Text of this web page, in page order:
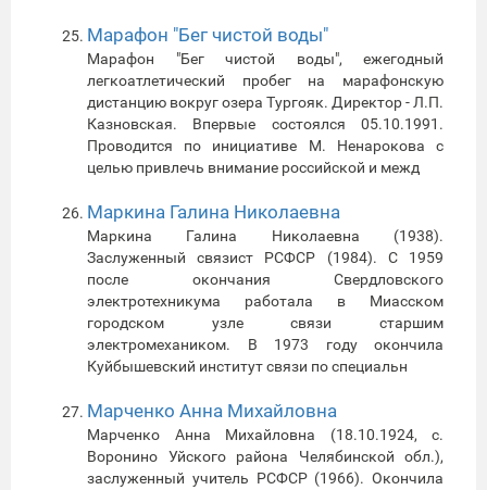
Марафон "Бег чистой воды"
Марафон "Бег чистой воды", ежегодный
легкоатлетический пробег на марафонскую
дистанцию вокруг озера Тургояк. Директор - Л.П.
Казновская. Впервые состоялся 05.10.1991.
Проводится по инициативе М. Ненарокова с
целью привлечь внимание российской и межд
Маркина Галина Николаевна
Маркина Галина Николаевна (1938).
Заслуженный связист РСФСР (1984). С 1959
после окончания Свердловского
электротехникума работала в Миасском
городском узле связи старшим
электромехаником. В 1973 году окончила
Куйбышевский институт связи по специальн
Марченко Анна Михайловна
Марченко Анна Михайловна (18.10.1924, с.
Воронино Уйского района Челябинской обл.),
заслуженный учитель РСФСР (1966). Окончила